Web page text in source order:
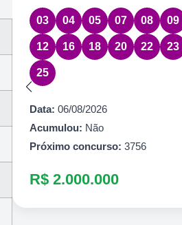
03 04 05 07 08 09
12 16 18 20 22 23
25
Data: 06/08/2026
Acumulou: Não
Próximo concurso: 3756
R$ 2.000.000